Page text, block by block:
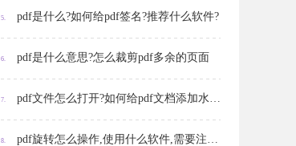
5. pdf是什么?如何给pdf签名?推荐什么软件?
6. pdf是什么意思?怎么裁剪pdf多余的页面
7. pdf文件怎么打开?如何给pdf文档添加水印?
8. pdf旋转怎么操作,使用什么软件,需要注意什么